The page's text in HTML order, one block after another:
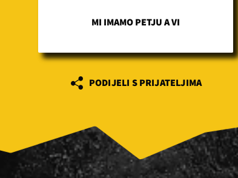
MI IMAMO PETJU A VI
PODIJELI S PRIJATELJIMA